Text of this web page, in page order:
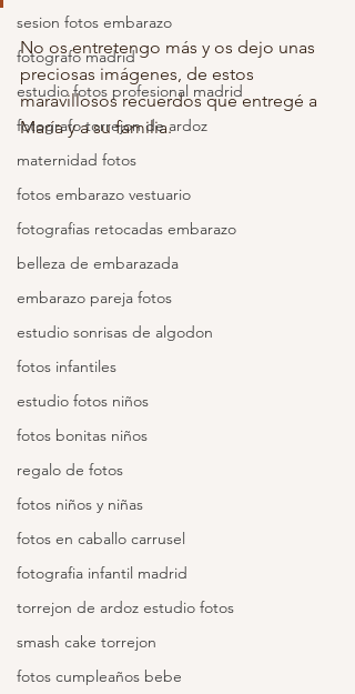
sesion fotos embarazo
fotografo madrid
estudio fotos profesional madrid
fotografo torrejon de ardoz
maternidad fotos
fotos embarazo vestuario
fotografias retocadas embarazo
belleza de embarazada
embarazo pareja fotos
estudio sonrisas de algodon
fotos infantiles
estudio fotos niños
fotos bonitas niños
regalo de fotos
fotos niños y niñas
fotos en caballo carrusel
fotografia infantil madrid
torrejon de ardoz estudio fotos
smash cake torrejon
fotos cumpleaños bebe
No os entretengo más y os dejo unas
preciosas imágenes, de estos
maravillosos recuerdos que entregé a
María y a su familia.